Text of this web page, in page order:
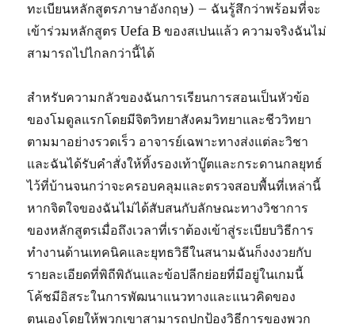
ทะเบียนหลักสูตรภาษาอังกฤษ) – ฉันรู้สึกว่าพร้อมที่จะ
เข้าร่วมหลักสูตร Uefa B ของสเปนแล้ว ความจริงฉันไม่
สามารถไปไกลกว่านี้ได้
สำหรับความกลัวของฉันการเรียนการสอนเป็นหัวข้อ
ของโมดูลแรกโดยมีจิตวิทยาสังคมวิทยาและชีววิทยา
ตามมาอย่างรวดเร็ว อาจารย์เฉพาะทางส่งแต่ละวิชา
และฉันได้รับคำสั่งให้ทิ้งรองเท้าบู๊ตและกระดานกลยุทธ์
ไว้ที่บ้านจนกว่าจะครอบคลุมและตรวจสอบพื้นที่เหล่านี้
หากจิตใจของฉันไม่ได้สับสนกับลักษณะทางวิชาการ
ของหลักสูตรเมื่อถึงเวลาที่เราต้องเข้าสู่ระเบียบวิธีการ
ทำงานด้านเทคนิคและยุทธวิธีในสนามฉันก็งงงวยกับ
รายละเอียดที่พิถีพิถันและข้อปลีกย่อยที่มีอยู่ในเกมนี้
โค้ชมีอิสระในการพัฒนาแนวทางและแนวคิดของ
ตนเองโดยให้พวกเขาสามารถปกป้องวิธีการของพวก